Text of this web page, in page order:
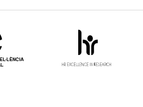
d'Excel·lència